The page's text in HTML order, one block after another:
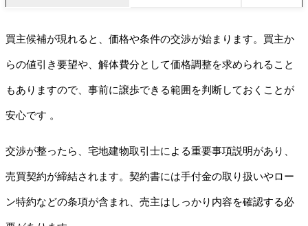
買主候補が現れると、価格や条件の交渉が始まります。買主か
らの値引き要望や、解体費分として価格調整を求められること
もありますので、事前に譲歩できる範囲を判断しておくことが
安心です 。
交渉が整ったら、宅地建物取引士による重要事項説明があり、
売買契約が締結されます。契約書には手付金の取り扱いやロー
ン特約などの条項が含まれ、売主はしっかり内容を確認する必